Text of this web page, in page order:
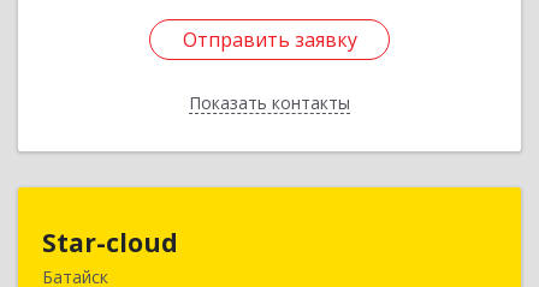
Отправить заявку
Показать контакты
Отправить заявку
Назад
Star-cloud
Батайск
346880, Ростовская обл, Батайск г, Фермерская